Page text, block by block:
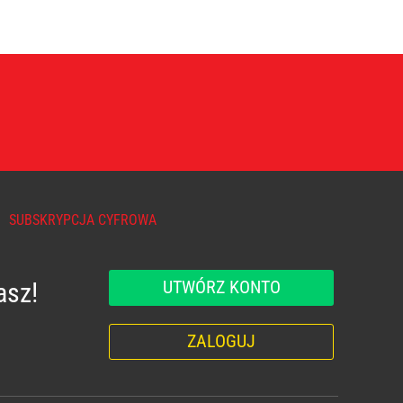
SUBSKRYPCJA CYFROWA
UTWÓRZ KONTO
ZALOGUJ